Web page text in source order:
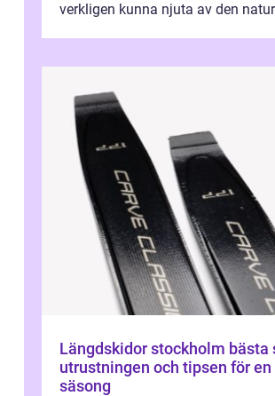
verkligen kunna njuta av den
Längdskidor stockholm bästa spåren,
utrustningen och tipsen för en
säsong